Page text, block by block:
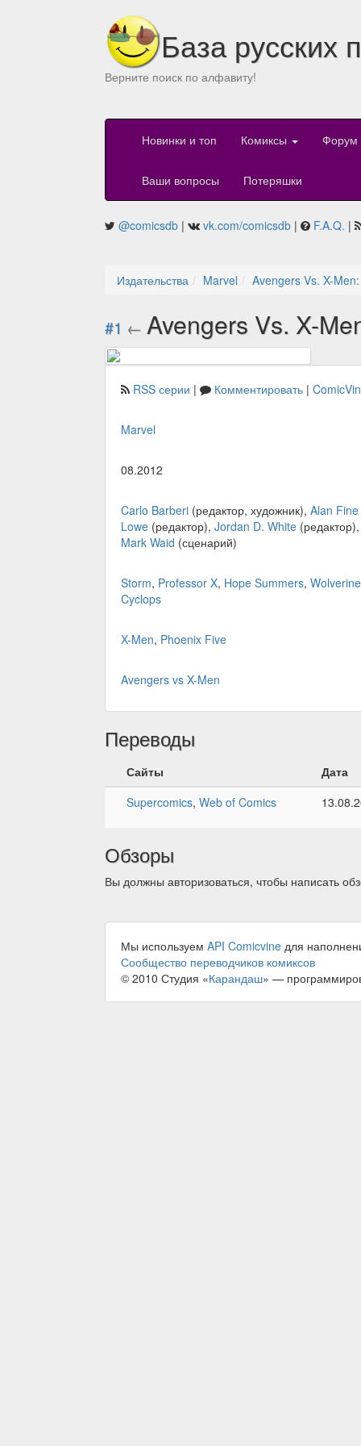
База русских
Верните поиск по алфавиту!
Новинки и топ Комиксы Форум
Ваши вопросы Потеряшки
@comicsdb | vk.com/comicsdb | F.A.Q. |
Издательства Marvel Avengers Vs. X-
#1 ← Avengers Vs. X-
RSS серии | Комментировать |
Marvel
08.2012
Carlo Barberi (редактор, художник), Alan Fine
Lowe (редактор), Jordan D. White
Mark Waid (сценарий)
Storm, Professor X, Hope Summers, Wolverine
Cyclops
X-Men, Phoenix Five
Avengers vs X-Men
Переводы
Сайты
Дата
Supercomics, Web of Comics
Обзоры
Вы должны авторизоваться, чтобы написать
Мы используем API Comicvine для
Сообщество переводчиков комиксов
© 2010 Студия «Карандаш» —